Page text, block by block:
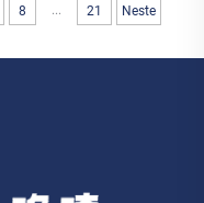
8 ... 21 Neste